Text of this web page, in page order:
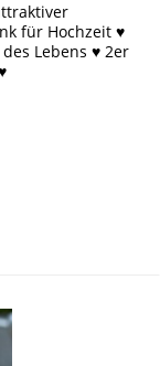
für Hochzeit ♥
Lebens ♥ 2er